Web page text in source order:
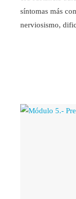
síntomas más
nerviosismo,